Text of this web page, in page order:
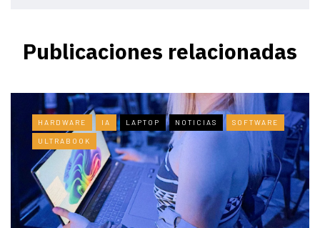
Publicaciones relacionadas
HARDWARE IA LAPTOP NOTICIAS SOFTWARE
ULTRABOOK